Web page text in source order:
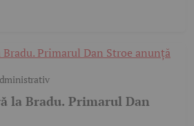
la Bradu. Primarul Dan